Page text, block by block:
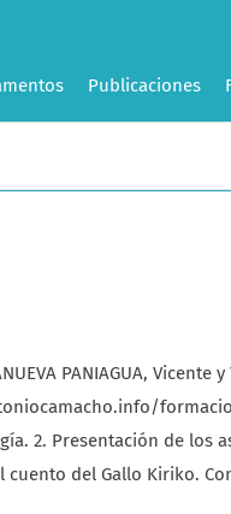
Publicaciones
PANIAGUA,
2. Presentación de
cuento del Gallo Kiriko.